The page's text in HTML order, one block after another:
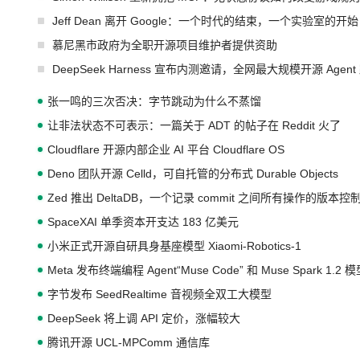
Jeff Dean 离开 Google：一个时代的结束，一个实验室的开始
慕尼黑市政府为全职开源项目维护者提供资助
DeepSeek Harness 宣布内测邀请，全网最大规模开源 Agent
张一鸣的三次否决：字节跳动为什么不蒸馏
让非法状态不可表示：一篇关于 ADT 的帖子在 Reddit 火了
Cloudflare 开源内部企业 AI 平台 Cloudflare OS
Deno 团队开源 Celld，可自托管的分布式 Durable Objects
Zed 推出 DeltaDB，一个记录 commit 之间所有操作的版本控
SpaceXAI 单季资本开支达 183 亿美元
小米正式开源自研具身基座模型 Xiaomi-Robotics-1
Meta 发布终端编程 Agent“Muse Code” 和 Muse Spark 1.2 模
字节发布 SeedRealtime 音视频全双工大模型
DeepSeek 将上调 API 定价，涨幅较大
腾讯开源 UCL-MPComm 通信库